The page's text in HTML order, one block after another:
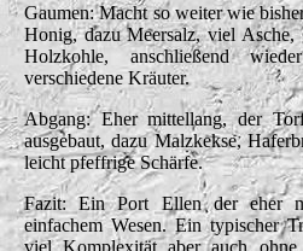
Gaumen: Macht so weiter wie
Honig, dazu Meersalz, viel Asche,
Holzkohle, anschließend
verschiedene Kräuter.
Abgang: Eher mittellang, der
ausgebaut, dazu Malzkekse,
leicht pfeffrige Schärfe.
Fazit: Ein Port Ellen der eher
einfachem Wesen. Ein typischer
viel Komplexität aber auch ohne